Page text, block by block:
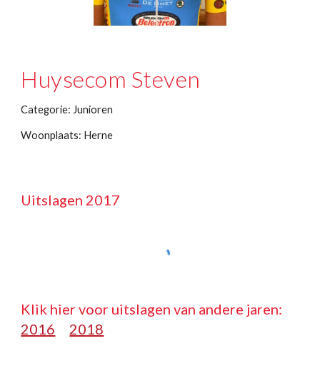
Huysecom Steven
Categorie: Junioren
Woonplaats: Herne
Uitslagen 2017
2016
2018